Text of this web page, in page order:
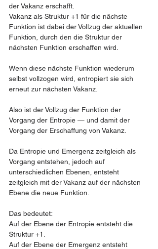
der Vakanz erschafft.
Vakanz als Struktur +1 für die nächste
Funktion ist dabei der Vollzug der aktuellen
Funktion, durch den die Struktur der
nächsten Funktion erschaffen wird.
Wenn diese nächste Funktion wiederum
selbst vollzogen wird, entropiert sie sich
erneut zur nächsten Vakanz.
Also ist der Vollzug der Funktion der
Vorgang der Entropie — und damit der
Vorgang der Erschaffung von Vakanz.
Da Entropie und Emergenz zeitgleich als
Vorgang entstehen, jedoch auf
unterschiedlichen Ebenen, entsteht
zeitgleich mit der Vakanz auf der nächsten
Ebene die neue Funktion.
Das bedeutet:
Auf der Ebene der Entropie entsteht die
Struktur +1.
Auf der Ebene der Emergenz entsteht